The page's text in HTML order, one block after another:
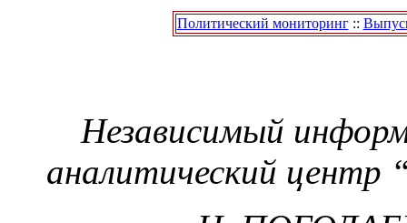
Политический мониторинг::
Независимый
аналитический центр